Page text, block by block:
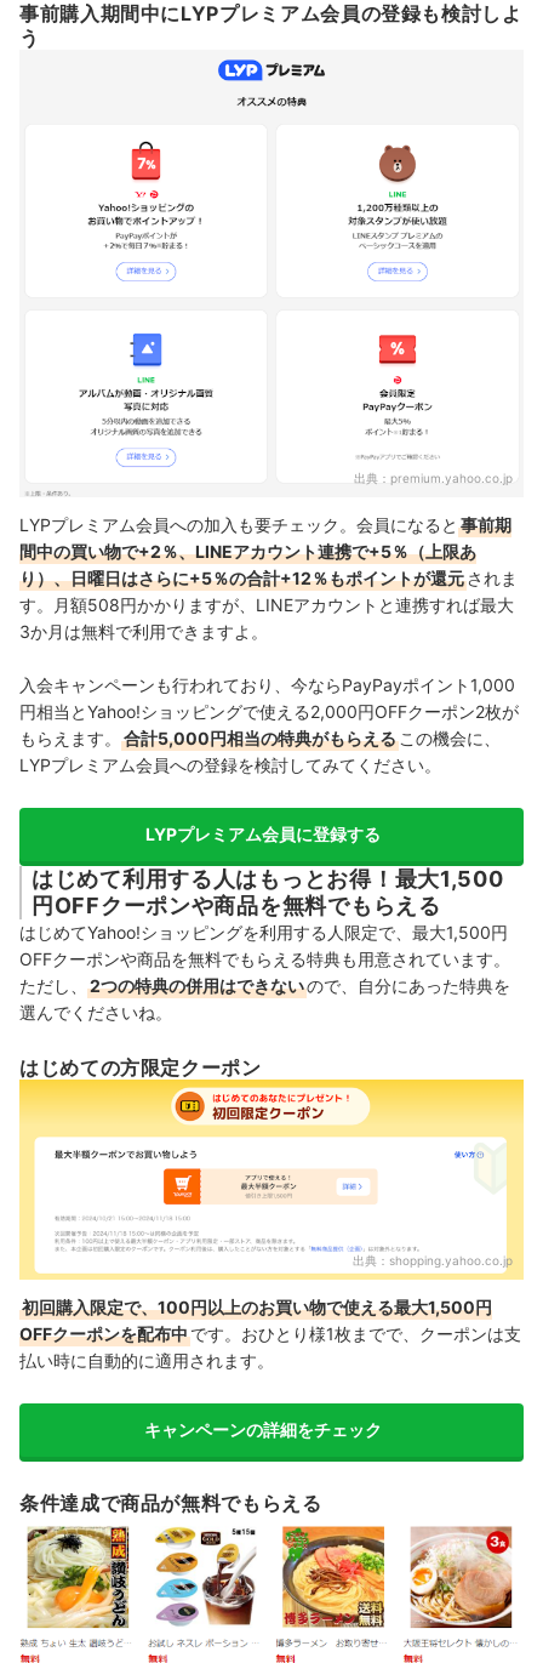
事前購入期間中にLYPプレミアム会員の登録も検討しよ
う
出典： premium.yahoo.co.jp
LYPプレミアム会員への加入も要チェック。会員になると 事前期
間中の買い物で+2％、LINEアカウント連携で+5％（上限あ
り）、日曜日はさらに+5％の合計+12％もポイントが還元されま
す。月額508円かかりますが、LINEアカウントと連携すれば最大
3か月は無料で利用できますよ。
入会キャンペーンも行われており、今ならPayPayポイント1,000
円相当とYahoo!ショッピングで使える2,000円OFFクーポン2枚が
もらえます。
合計5,000円相当の特典がもらえる この機会に、
LYPプレミアム会員への登録を検討してみてください。
LYPプレミアム会員に登録する
はじめて利用する人はもっとお得！最大1,500
円OFFクーポンや商品を無料でもらえる
はじめてYahoo!ショッピングを利用する人限定で、最大1,500円
OFFクーポンや商品を無料でもらえる特典も用意されています。
ただし、
2つの特典の併用はできないので、自分にあった特典を
選んでくださいね。
はじめての方限定クーポン
出典： shopping.yahoo.co.jp
初回購入限定で、100円以上のお買い物で使える最大1,500円
OFFクーポンを配布中です。おひとり様1枚までで、クーポンは支
払い時に自動的に適用されます。
キャンペーンの詳細をチェック
条件達成で商品が無料でもらえる